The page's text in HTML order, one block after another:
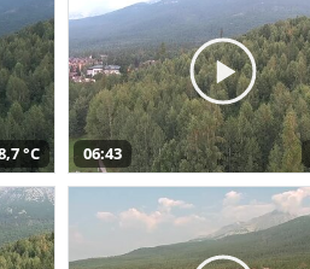
°C 06:43